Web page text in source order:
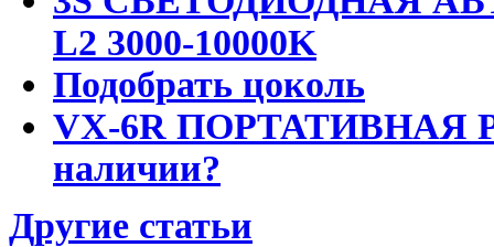
L2 3000-10000K
Подобрать цоколь
VX-6R ПОРТАТИВНАЯ
наличии?
Другие статьи